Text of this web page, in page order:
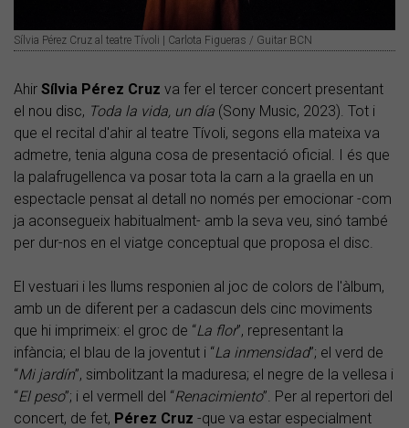
Sílvia Pérez Cruz al teatre Tívoli | Carlota Figueras / Guitar BCN
Ahir Sílvia Pérez Cruz va fer el tercer concert presentant
el nou disc, Toda la vida, un día (Sony Music, 2023). Tot i
que el recital d'ahir al teatre Tívoli, segons ella mateixa va
admetre, tenia alguna cosa de presentació oficial. I és que
la palafrugellenca va posar tota la carn a la graella en un
espectacle pensat al detall no només per emocionar -com
ja aconsegueix habitualment- amb la seva veu, sinó també
per dur-nos en el viatge conceptual que proposa el disc.
El vestuari i les llums responien al joc de colors de l'àlbum,
amb un de diferent per a cadascun dels cinc moviments
que hi imprimeix: el groc de “La flor”, representant la
infància; el blau de la joventut i “La inmensidad”; el verd de
“Mi jardín”, simbolitzant la maduresa; el negre de la vellesa i
“El peso”; i el vermell del “Renacimiento”. Per al repertori del
concert, de fet, Pérez Cruz -que va estar especialment